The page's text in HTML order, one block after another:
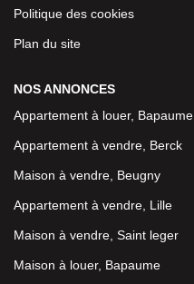
Politique des cookies
Plan du site
NOS ANNONCES
Appartement à louer, Bapaume
Appartement à vendre, Berck
Maison à vendre, Beugny
Appartement à vendre, Lille
Maison à vendre, Saint leger
Maison à louer, Bapaume